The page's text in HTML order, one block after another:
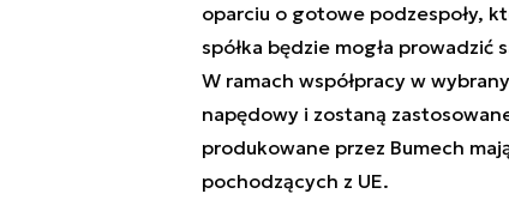
oparciu o gotowe podzespoły,
spółka będzie mogła
W ramach współpracy w
napędowy i zostaną
produkowane przez Bumech
pochodzących z UE.